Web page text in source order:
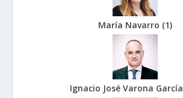
María Navarro (1)
Ignacio José Varona García